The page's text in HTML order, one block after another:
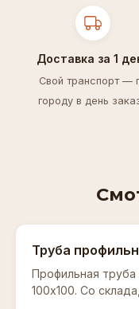
Доставка за 1
Свой транспорт —
городу в день
Труба
Профильная
100x100. Со